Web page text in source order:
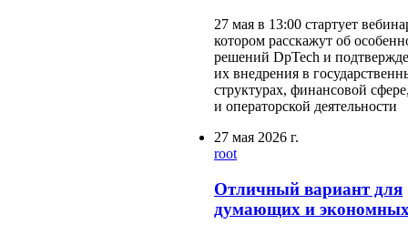
27 мая в 13:00 стартует
котором расскажут об
решений DpTech и
их внедрения в
структурах, финансовой
и операторской деятельности
27 мая 2026 г.
root
Отличный вариант для
думающих и